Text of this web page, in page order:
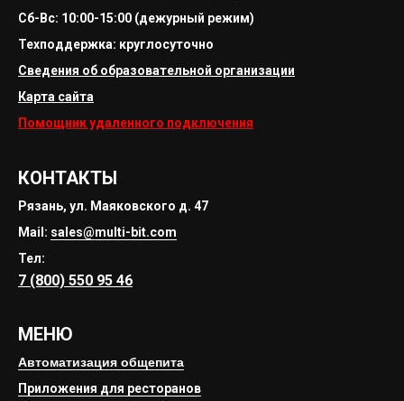
Сб-Вс: 10:00-15:00 (дежурный режим)
Техподдержка: круглосуточно
Сведения об образовательной организации
Карта сайта
Помощник удаленного подключения
КОНТАКТЫ
Рязань, ул. Маяковского д. 47
Mail: sales@multi-bit.com
Тел:
7 (800) 550 95 46
МЕНЮ
Автоматизация общепита
Приложения для ресторанов